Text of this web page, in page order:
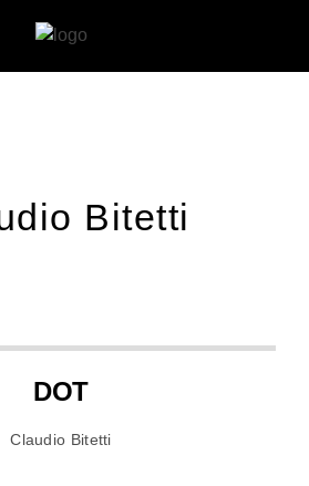
Bitetti
DOT
Claudio Bitetti